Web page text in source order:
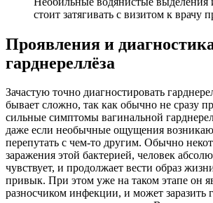
стоит затягивать с визитом к
Проявления и
гарднереллёза
Зачастую точно диагностировать
бывает сложно, так как обычно не сразу
сильные симптомы вагинальной
даже если необычные ощущения
перепутать с чем-то другим. Обычно
заражения этой бактерией, человек
чувствует, и продолжает вести образ
привык. При этом уже на таком этапе он
разносчиком инфекции, и может заразить